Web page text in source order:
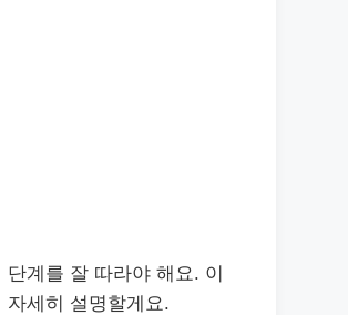
계를 잘 따라야 해요. 이
세히 설명할게요.